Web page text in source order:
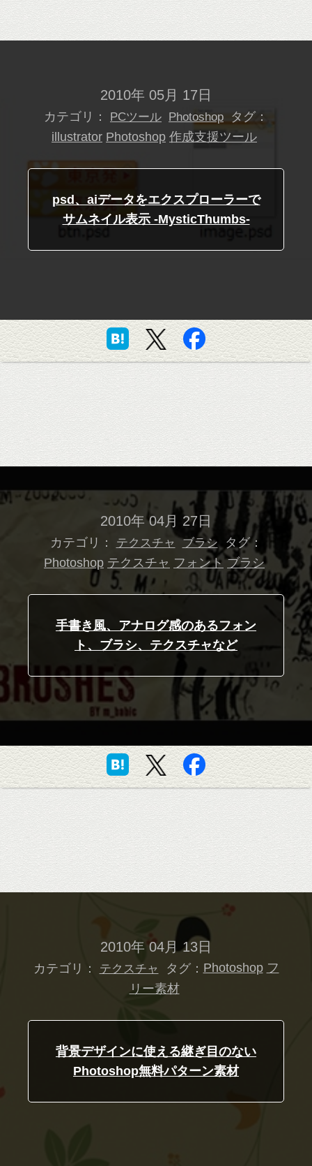
2010年 05月 17日
カテゴリ： PCツール Photoshop
タグ：
illustrator Photoshop 作成支援ツール
psd、aiデータをエクスプローラーで
サムネイル表示 -MysticThumbs-
2010年 04月 27日
カテゴリ： テクスチャ ブラシ
タグ：
Photoshop テクスチャ フォント ブラシ
手書き風、アナログ感のあるフォン
ト、ブラシ、テクスチャなど
2010年 04月 13日
カテゴリ： テクスチャ タグ： Photoshop フ
リー素材
背景デザインに使える継ぎ目のない
Photoshop無料パターン素材